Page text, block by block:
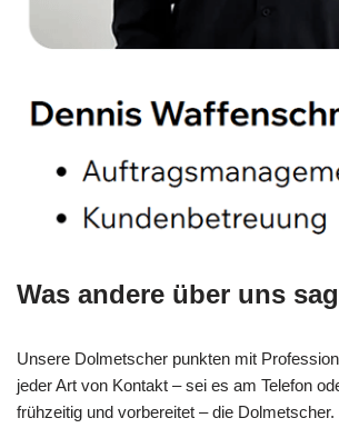
Was andere über uns
Unsere Dolmetscher punkten mit
jeder Art von Kontakt – sei es am Telefon
frühzeitig und vorbereitet – die